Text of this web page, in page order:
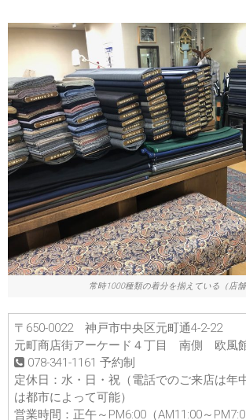
常時1000種類の着分を揃えている（店舗
〒650-0022 神戸市中央区元町通4-2-22
元町商店街アーケード４丁目 南側 欧風
078-341-1161 予約制
定休日：水・日・祝（電話でのご来店は年
は都市によって可能）
営業時間：正午～PM6:00（AM11:00～